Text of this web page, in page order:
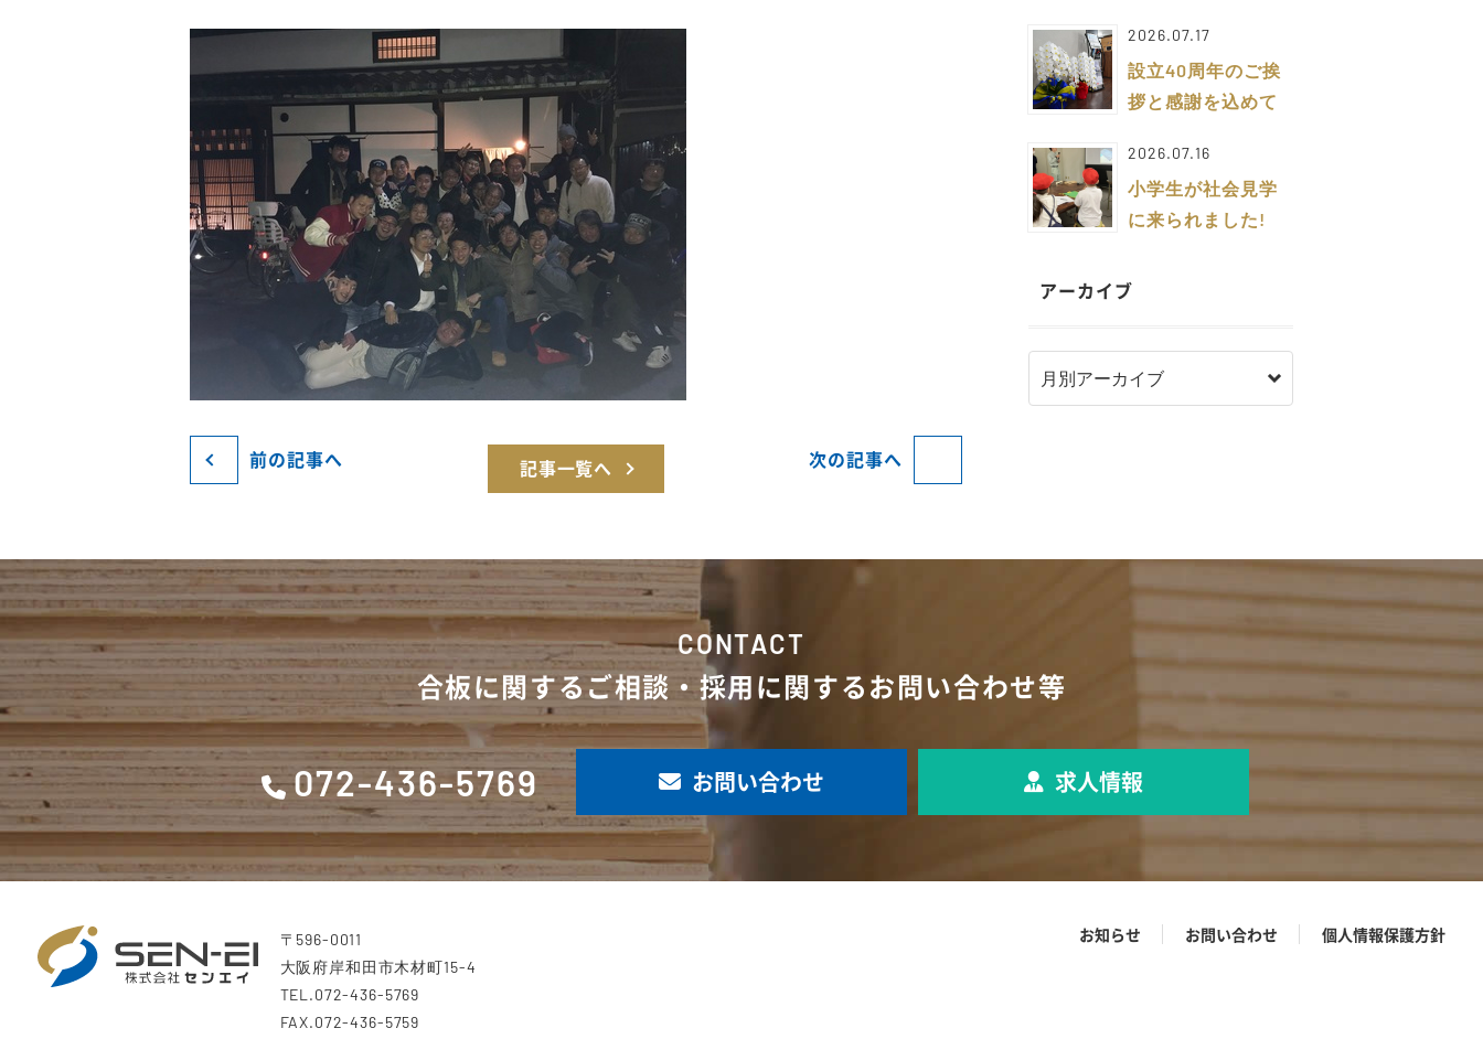
前の記事へ 記事一覧へ 次の記事へ
2026.07.17
設立40周年のご挨
拶と感謝を込めて
2026.07.16
小学生が社会見学
に来られました!
アーカイブ
CONTACT
合板に関するご相談・採用に関するお問い合わせ等
072-436-5769 お問い合わせ 求人情報
お知らせ お問い合わせ 個人情報保護方針
〒596-0011
大阪府岸和田市木材町15-4
TEL.072-436-5769
FAX.072-436-5759